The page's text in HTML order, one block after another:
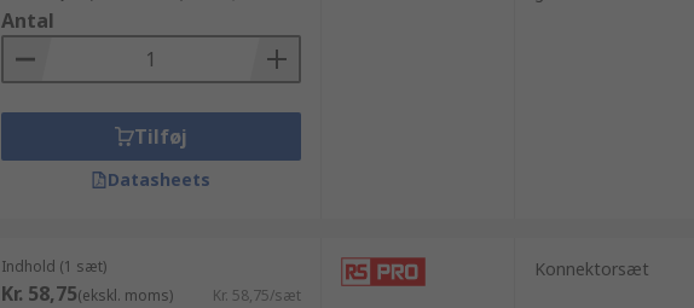
Antal
Tilføj
Datasheets
Indhold (1 sæt)
Kr. 58,75(ekskl. moms) Kr. 58,75/sæt
Konnektorsæt